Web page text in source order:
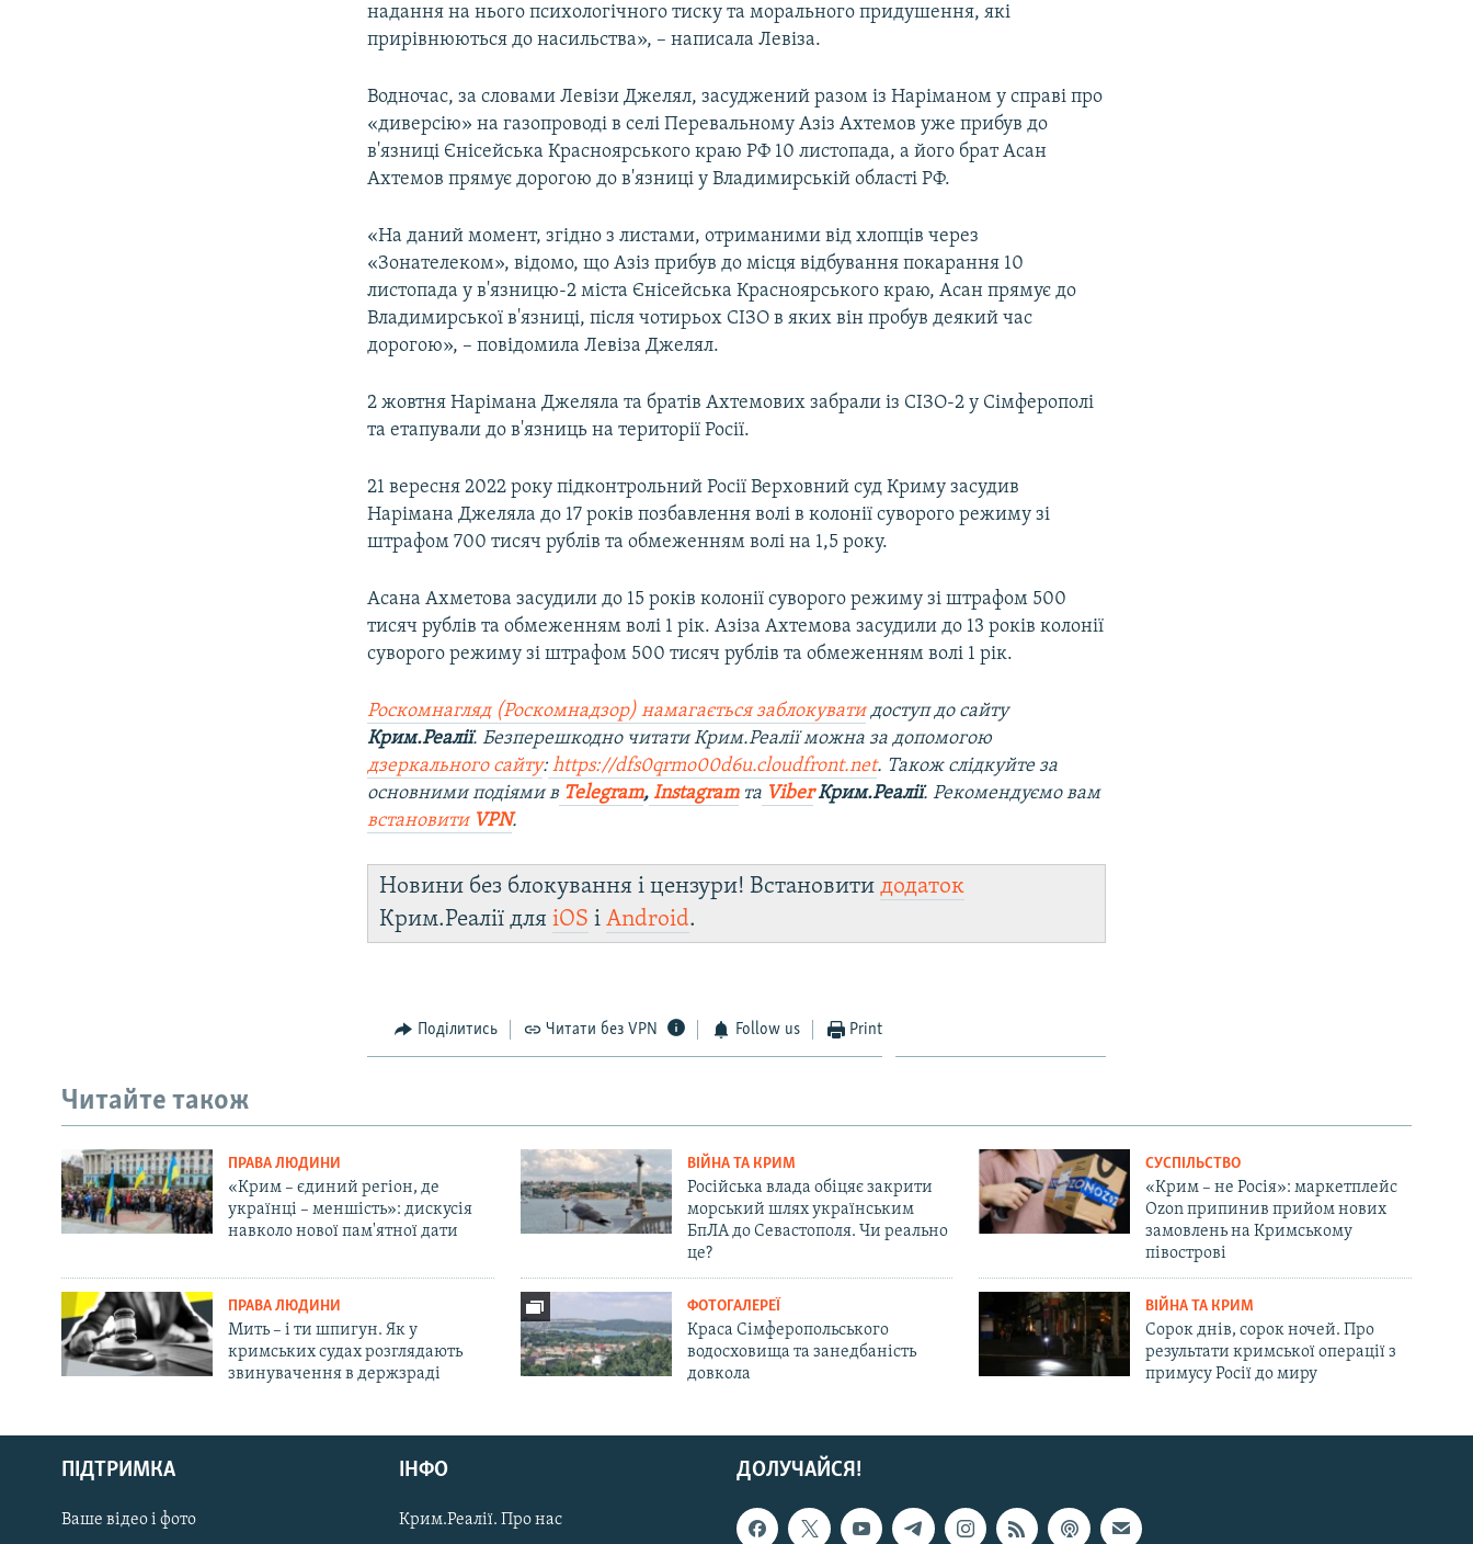
Русский
Qırımtatar
ДОЛУЧАЙСЯ!
надання на нього психологічного тиску та морального придушення, які
прирівнюються до насильства», – написала Левіза.
Водночас, за словами Левізи Джелял, засуджений разом із Наріманом у справі про
«диверсію» на газопроводі в селі Перевальному Азіз Ахтемов уже прибув до
в'язниці Єнісейська Красноярського краю РФ 10 листопада, а його брат Асан
Ахтемов прямує дорогою до в'язниці у Владимирській області РФ.
«На даний момент, згідно з листами, отриманими від хлопців через
«Зонателеком», відомо, що Азіз прибув до місця відбування покарання 10
листопада у в'язницю-2 міста Єнісейська Красноярського краю, Асан прямує до
Владимирської в'язниці, після чотирьох СІЗО в яких він пробув деякий час
дорогою», – повідомила Левіза Джелял.
2 жовтня Нарімана Джеляла та братів Ахтемових забрали із СІЗО-2 у Сімферополі
та етапували до в'язниць на території Росії.
21 вересня 2022 року підконтрольний Росії Верховний суд Криму засудив
Нарімана Джеляла до 17 років позбавлення волі в колонії суворого режиму зі
штрафом 700 тисяч рублів та обмеженням волі на 1,5 року.
Асана Ахметова засудили до 15 років колонії суворого режиму зі штрафом 500
тисяч рублів та обмеженням волі 1 рік. Азіза Ахтемова засудили до 13 років колонії
суворого режиму зі штрафом 500 тисяч рублів та обмеженням волі 1 рік.
Роскомнагляд (Роскомнадзор) намагається заблокуватидоступ до сайту
Крим.Реалії. Безперешкодно читати Крим.Реалії можна за допомогою
дзеркального сайту: https://dfs0qrmo00d6u.cloudfront.net. Також слідкуйте за
основними подіями в Telegram, Instagramта ViberКрим.Реалії. Рекомендуємо вам
встановити VPN.
Новини без блокування і цензури! Встановитидодаток
Крим.Реалії дляiOS іAndroid.
Поділитись Читати без VPN Follow us Print
Читайте також
ПРАВА ЛЮДИНИ
«Крим – єдиний регіон, де
українці – меншість»: дискусія
навколо нової пам'ятної дати
ВІЙНА ТА КРИМ
Російська влада обіцяє закрити
морський шлях українським
БпЛА до Севастополя. Чи реально
це?
СУСПІЛЬСТВО
«Крим – не Росія»: маркетплейс
Ozon припинив прийом нових
замовлень на Кримському
півострові
ПРАВА ЛЮДИНИ
Мить – і ти шпигун. Як у
кримських судах розглядають
звинувачення в держзраді
ФОТОГАЛЕРЕЇ
Краса Сімферопольського
водосховища та занедбаність
довкола
ВІЙНА ТА КРИМ
Сорок днів, сорок ночей. Про
результати кримської операції з
примусу Росії до миру
ДОЛУЧАЙСЯ!
ПІДТРИМКА
Ваше відео і фото
ІНФО
Крим.Реалії. Про нас